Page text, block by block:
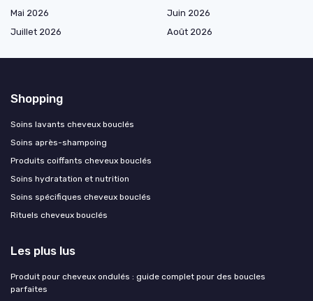
Mai 2026
Juin 2026
Juillet 2026
Août 2026
Shopping
Soins lavants cheveux bouclés
Soins après-shampoing
Produits coiffants cheveux bouclés
Soins hydratation et nutrition
Soins spécifiques cheveux bouclés
Rituels cheveux bouclés
Les plus lus
Produit pour cheveux ondulés : guide complet pour des boucles
parfaites